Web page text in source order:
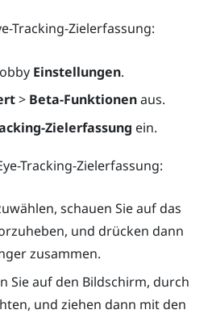
Tracking-Zielerfassung:
Einstellungen.
> Beta-Funktionenaus.
Zielerfassung ein.
Tracking-Zielerfassung:
schauen Sie auf das
und drücken dann
zusammen.
Sie auf den Bildschirm, durch
und ziehen dann mit den